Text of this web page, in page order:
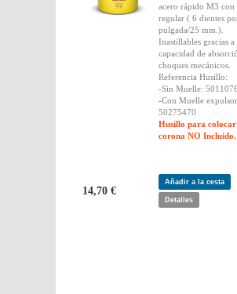
acero rápido M3 con
regular ( 6 dientes
pulgada/25 mm.).
Inastillables gracias a
capacidad de
choques mecánicos.
Referencia Husillo:
-Sin Muelle:
-Con Muelle
50275470
Husillo para
corona NO Incluido.
14,70 €
Añadir a la cesta
Detalles